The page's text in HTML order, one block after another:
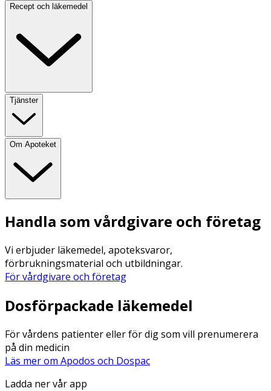
Recept och läkemedel
Tjänster
Om Apoteket
Handla som vårdgivare och företag
Vi erbjuder läkemedel, apoteksvaror,
förbrukningsmaterial och utbildningar.
För vårdgivare och företag
Dosförpackade läkemedel
För vårdens patienter eller för dig som vill prenumerera
på din medicin
Läs mer om Apodos och Dospac
Ladda ner vår app